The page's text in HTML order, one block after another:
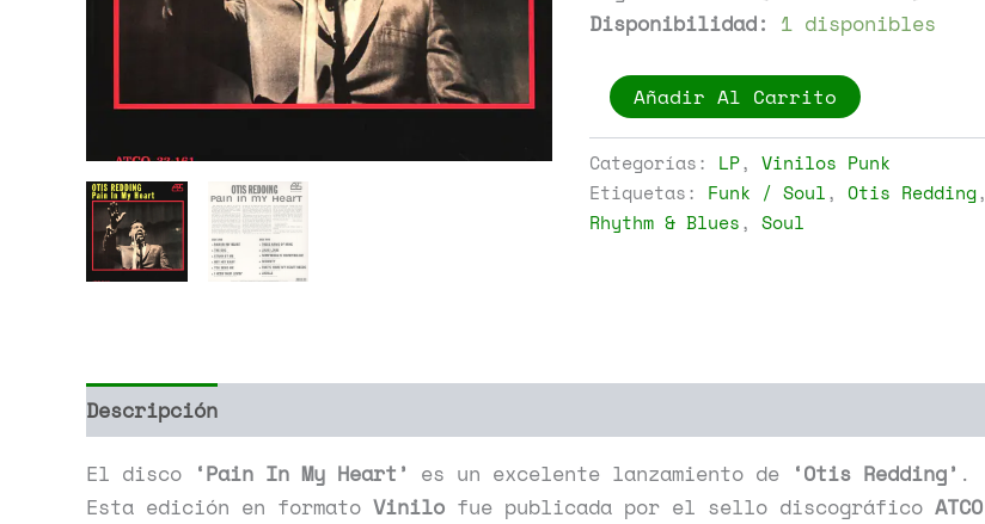
Disponibilidad: 1 disponibles
Otis
Redding
-
Pain
In
My
Heart
Añadir Al Carrito
Categorías: LP, Vinilos Punk
Etiquetas: Funk / Soul, Otis Redding,
Rhythm & Blues, Soul
Descripción
El disco ‘Pain In My Heart’ es un excelente lanzamiento de ‘Otis Redding’ .
Esta edición en formato Vinilo fue publicada por el sello discográfico ATCO